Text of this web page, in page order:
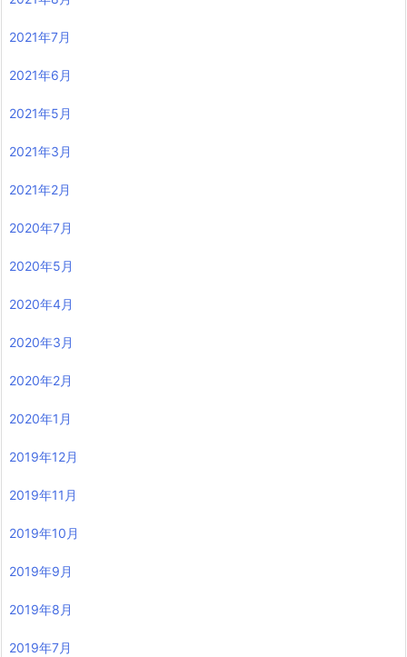
2021年7月
2021年6月
2021年5月
2021年3月
2021年2月
2020年7月
2020年5月
2020年4月
2020年3月
2020年2月
2020年1月
2019年12月
2019年11月
2019年10月
2019年9月
2019年8月
2019年7月